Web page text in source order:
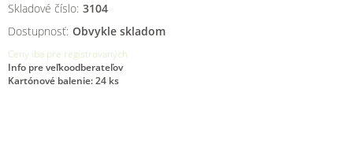
Skladové číslo: 3104
Dostupnosť: Obvykle skladom
Ceny iba pre registrovaných
Info pre veľkoodberateľov
Kartónové balenie: 24 ks